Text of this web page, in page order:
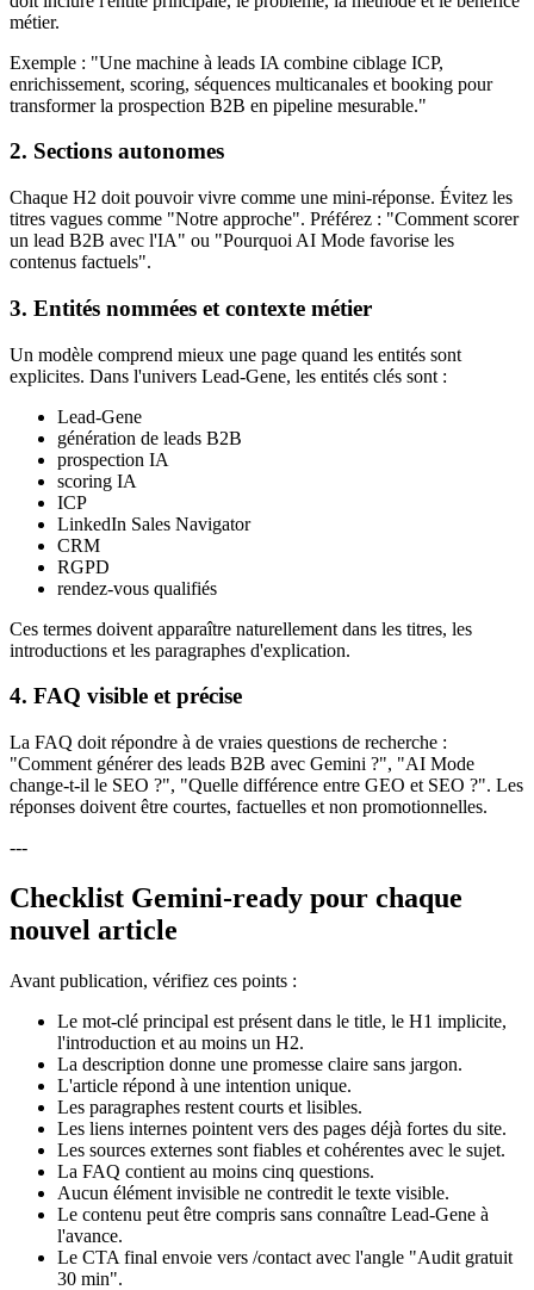
métier.
Exemple : "Une machine à leads IA combine ciblage ICP,
enrichissement, scoring, séquences multicanales et booking pour
transformer la prospection B2B en pipeline mesurable."
2. Sections autonomes
Chaque H2 doit pouvoir vivre comme une mini-réponse. Évitez les
titres vagues comme "Notre approche". Préférez : "Comment scorer
un lead B2B avec l'IA" ou "Pourquoi AI Mode favorise les
contenus factuels".
3. Entités nommées et contexte métier
Un modèle comprend mieux une page quand les entités sont
explicites. Dans l'univers Lead-Gene, les entités clés sont :
Lead-Gene
génération de leads B2B
prospection IA
scoring IA
ICP
LinkedIn Sales Navigator
CRM
RGPD
rendez-vous qualifiés
Ces termes doivent apparaître naturellement dans les titres, les
introductions et les paragraphes d'explication.
4. FAQ visible et précise
La FAQ doit répondre à de vraies questions de recherche :
"Comment générer des leads B2B avec Gemini ?", "AI Mode
change-t-il le SEO ?", "Quelle différence entre GEO et SEO ?". Les
réponses doivent être courtes, factuelles et non promotionnelles.
---
Checklist Gemini-ready pour chaque
nouvel article
Avant publication, vérifiez ces points :
Le mot-clé principal est présent dans le title, le H1 implicite,
l'introduction et au moins un H2.
La description donne une promesse claire sans jargon.
L'article répond à une intention unique.
Les paragraphes restent courts et lisibles.
Les liens internes pointent vers des pages déjà fortes du site.
Les sources externes sont fiables et cohérentes avec le sujet.
La FAQ contient au moins cinq questions.
Aucun élément invisible ne contredit le texte visible.
Le contenu peut être compris sans connaître Lead-Gene à
l'avance.
Le CTA final envoie vers /contact avec l'angle "Audit gratuit
30 min".